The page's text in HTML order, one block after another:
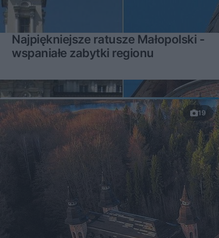
Najpiękniejsze ratusze Małopolski -
wspaniałe zabytki regionu
19